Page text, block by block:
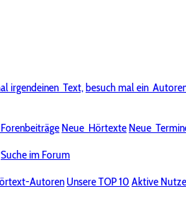
irgendeinen Text,besuch mal ein
Forenbeiträge Neue Hörtexte Neue
Suche im Forum
Autoren Unsere TOP 10 Aktive